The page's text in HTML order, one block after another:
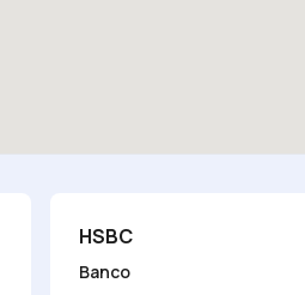
HSBC
Banco